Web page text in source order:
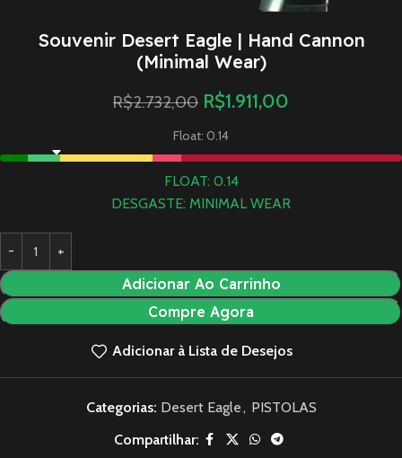
Souvenir Desert Eagle | Hand Cannon
(Minimal Wear)
R$2.732,00 R$1.911,00
Float: 0.14
FLOAT: 0.14
DESGASTE: MINIMAL WEAR
Adicionar Ao Carrinho
Compre Agora
Adicionar à Lista de Desejos
Categorias: Desert Eagle, PISTOLAS
Compartilhar: